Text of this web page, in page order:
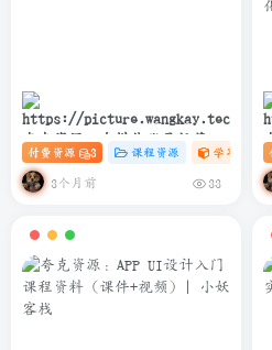
夸克资源：自媒体账号运营变
现课程
付费资源 3 课程资源 学习资料
3个月前 33